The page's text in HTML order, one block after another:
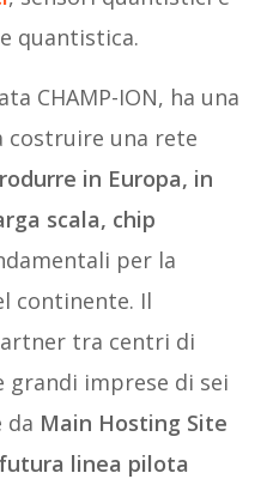
quantistica.
CHAMP-ION, ha una
costruire una rete
in Europa, in
scala, chip
per la
continente. Il
tra centri di
grandi imprese di sei
da Main Hosting Site
linea pilota